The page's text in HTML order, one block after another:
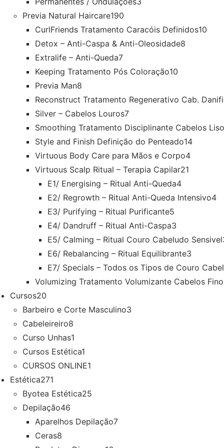
Previa Natural Haircare190
CurlFriends Tratamento Caracóis Definidos10
Detox – Anti-Caspa & Anti-Oleosidade8
Extralife – Anti-Queda7
Keeping Tratamento Pós Coloração10
Previa Man8
Reconstruct Tratamento Regenerativo Cab.
Silver – Cabelos Louros7
Smoothing Tratamento Disciplinante Cabelos
Style and Finish Definição do Penteado14
Virtuous Body Care para Mãos e Corpo4
Virtuous Scalp Ritual – Terapia Capilar21
E1/ Energising – Ritual Anti-Queda4
E2/ Regrowth – Ritual Anti-Queda Intensivo4
E3/ Purifying – Ritual Purificante5
E4/ Dandruff – Ritual Anti-Caspa3
E5/ Calming – Ritual Couro Cabeludo Sensivel
E6/ Rebalancing – Ritual Equilibrante3
E7/ Specials – Todos os Tipos de Couro
Volumizing Tratamento Volumizante Cabelos
Cursos20
Barbeiro e Corte Masculino3
Cabeleireiro8
Curso Unhas1
Cursos Estética1
CURSOS ONLINE1
Estética271
Byotea Estética25
Depilação46
Aparelhos Depilação7
Ceras8